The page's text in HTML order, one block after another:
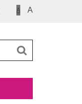
A A